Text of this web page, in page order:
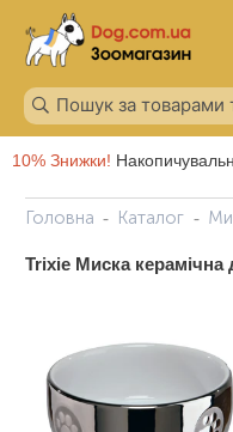
10% Знижки!
Головна Каталог
Trixie Миска керамічна